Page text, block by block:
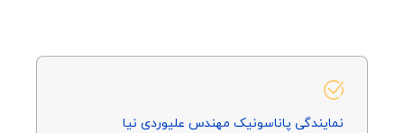
نمایندگی پاناسونیک مهندس علیوردی نیا